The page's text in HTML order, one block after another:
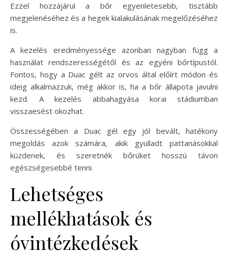
Ezzel hozzájárul a bőr egyenletesebb, tisztább
megjelenéséhez és a hegek kialakulásának megelőzéséhez
is.
A kezelés eredményessége azonban nagyban függ a
használat rendszerességétől és az egyéni bőrtípustól.
Fontos, hogy a Duac gélt az orvos által előírt módon és
ideig alkalmazzuk, még akkor is, ha a bőr állapota javulni
kezd. A kezelés abbahagyása korai stádiumban
visszaesést okozhat.
Összességében a Duac gél egy jól bevált, hatékony
megoldás azok számára, akik gyulladt pattanásokkal
küzdenek, és szeretnék bőrüket hosszú távon
egészségesebbé tenni.
Lehetséges
mellékhatások és
óvintézkedések